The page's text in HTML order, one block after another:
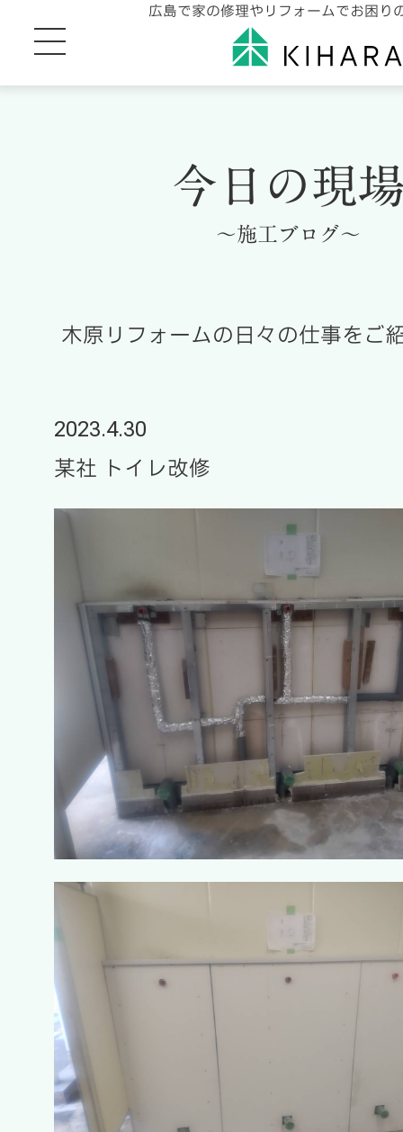
広島で家の修理やリフォームでお困り
今日の現
～施工ブログ～
木原リフォームの日々の仕事をご
2023.4.30
某社 トイレ改修